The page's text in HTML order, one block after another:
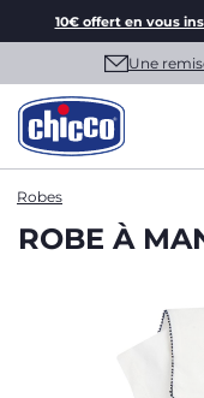
10€ offert en vous
Une
Robes
ROBE À